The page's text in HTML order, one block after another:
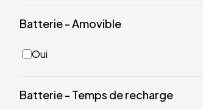
Batterie - Amovible
Oui
Batterie - Temps de recharge